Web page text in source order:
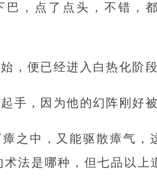
巴，点了点头，不错，
，便已经进入白热化阶段
手，因为他的幻阵刚好
之中，又能驱散瘴气，
法是哪种，但七品以上